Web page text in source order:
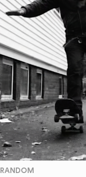
RANDOM